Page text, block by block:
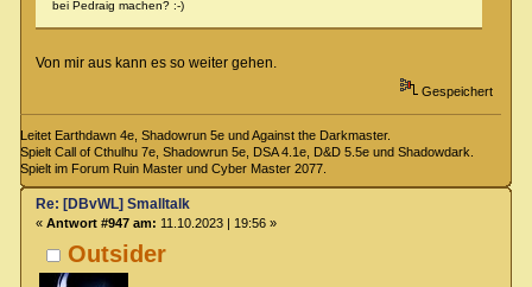
bei Pedraig machen? :-)
Von mir aus kann es so weiter gehen.
Gespeichert
Leitet Earthdawn 4e, Shadowrun 5e und Against the Darkmaster.
Spielt Call of Cthulhu 7e, Shadowrun 5e, DSA 4.1e, D&D 5.5e und Shadowdark.
Spielt im Forum Ruin Master und Cyber Master 2077.
Outsider
Re: [DBvWL] Smalltalk
« Antwort #947 am: 11.10.2023 | 19:56 »